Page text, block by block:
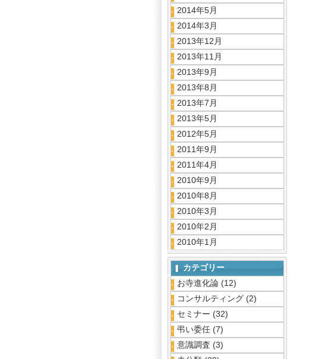
2014年5月
2014年3月
2013年12月
2013年11月
2013年9月
2013年8月
2013年7月
2013年5月
2012年5月
2011年9月
2011年4月
2010年9月
2010年8月
2010年3月
2010年2月
2010年1月
カテゴリー
お寺進化論 (12)
コンサルティング (2)
セミナー (32)
弔い委任 (7)
意識調査 (3)